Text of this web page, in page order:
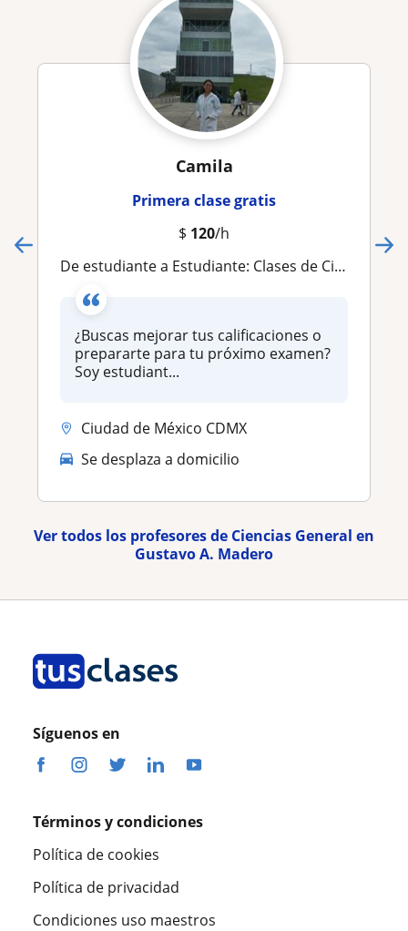
Camila
Primera clase gratis
$ 120/h
De estudiante a Estudiante: Clases de Ciencias a tu medida
¿Buscas mejorar tus calificaciones o
prepararte para tu próximo examen?
Soy estudiant...
Ciudad de México CDMX
Se desplaza a domicilio
Ver todos los profesores de Ciencias General en
Gustavo A. Madero
Síguenos en
Términos y condiciones
Política de cookies
Política de privacidad
Condiciones uso maestros